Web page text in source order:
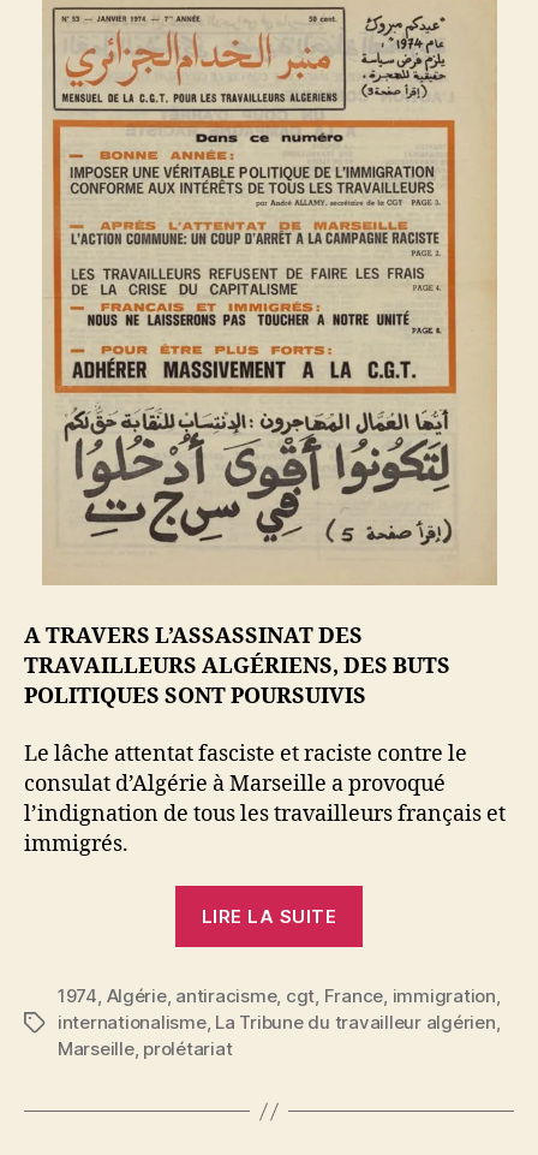
A TRAVERS L’ASSASSINAT DES
TRAVAILLEURS ALGÉRIENS, DES BUTS
POLITIQUES SONT POURSUIVIS
Le lâche attentat fasciste et raciste contre le
consulat d’Algérie à Marseille a provoqué
l’indignation de tous les travailleurs français et
immigrés.
LIRE LA SUITE
Marseille
contre
Étiquettes
1974, Algérie, antiracisme, cgt, France, immigration,
internationalisme, La Tribune du travailleur algérien,
Marseille, prolétariat